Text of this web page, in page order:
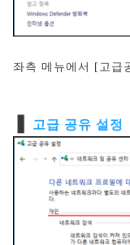
좌측 메뉴에서 [고급
고급 공유 설정